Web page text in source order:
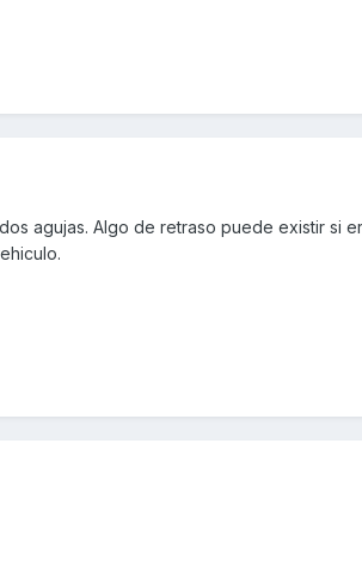
agujas. Algo de retraso puede existir si